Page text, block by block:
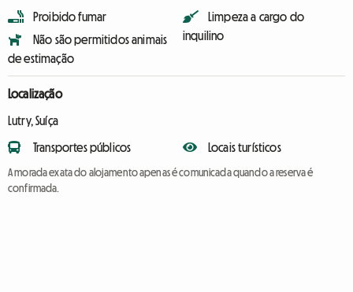
Proibido fumar
Não são permitidos animais
de estimação
Limpeza a cargo do
inquilino
Localização
Lutry, Suíça
Transportes públicos Locais turísticos
A morada exata do alojamento apenas é comunicada quando a reserva é
confirmada.